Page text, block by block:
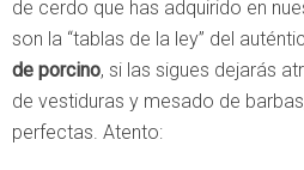
de cerdo que has adquirido en
son la “tablas de la ley” del
de porcino, si las sigues dejarás
de vestiduras y mesado de
perfectas. Atento: